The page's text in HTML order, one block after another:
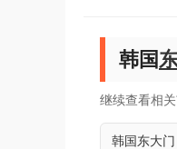
韩国
继续查看相
韩国东大门